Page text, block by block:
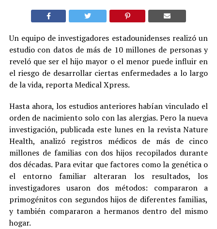
Un equipo de investigadores estadounidenses realizó un
estudio con datos de más de 10 millones de personas y
reveló que ser el hijo mayor o el menor puede influir en
el riesgo de desarrollar ciertas enfermedades a lo largo
de la vida, reporta Medical Xpress.
Hasta ahora, los estudios anteriores habían vinculado el
orden de nacimiento solo con las alergias. Pero la nueva
investigación, publicada este lunes en la revista Nature
Health, analizó registros médicos de más de cinco
millones de familias con dos hijos recopilados durante
dos décadas. Para evitar que factores como la genética o
el entorno familiar alteraran los resultados, los
investigadores usaron dos métodos: compararon a
primogénitos con segundos hijos de diferentes familias,
y también compararon a hermanos dentro del mismo
hogar.